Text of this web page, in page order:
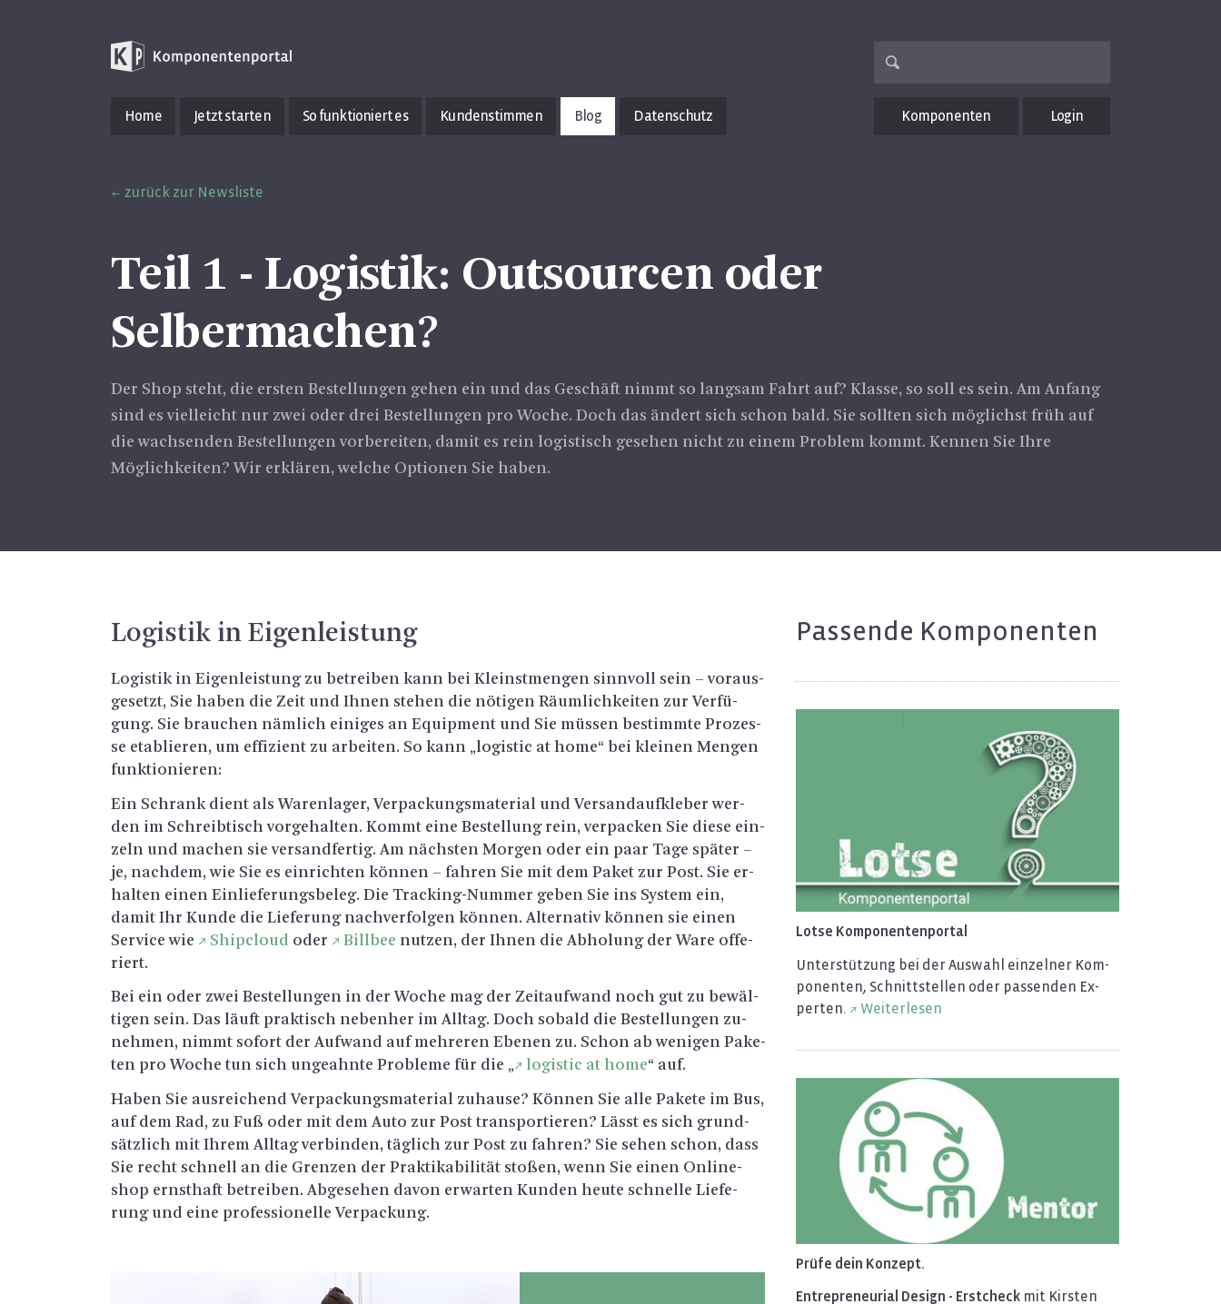
Home Jetzt starten So funktioniert es Kundenstimmen Blog Datenschutz Komponenten Login
zurück zur Newsliste
Teil 1 - Logistik: Outsourcen oder
Selbermachen?
Der Shop steht, die ersten Bestellungen gehen ein und das Geschäft nimmt so langsam Fahrt auf? Klasse, so soll es sein. Am Anfang
sind es vielleicht nur zwei oder drei Bestellungen pro Woche. Doch das ändert sich schon bald. Sie sollten sich möglichst früh auf
die wachsenden Bestellungen vorbereiten, damit es rein logistisch gesehen nicht zu einem Problem kommt. Kennen Sie Ihre
Möglichkeiten? Wir erklären, welche Optionen Sie haben.
Lo­gis­tik in Ei­gen­leis­tung
Lo­gis­tik in Ei­gen­leis­tung zu be­trei­ben kann bei Kleinst­men­gen sinn­voll sein – vor­aus­
ge­setzt, Sie haben die Zeit und Ihnen ste­hen die nö­ti­gen Räum­lich­kei­ten zur Ver­fü­
gung. Sie brau­chen näm­lich ei­ni­ges an Equip­ment und Sie müs­sen be­stimm­te Pro­zes­
se eta­blie­ren, um ef­fi­zi­ent zu ar­bei­ten. So kann „lo­gis­tic at home“ bei klei­nen Men­gen
funk­tio­nie­ren:
Ein Schrank dient als Wa­ren­la­ger, Ver­pa­ckungs­ma­te­ri­al und Ver­sand­auf­kle­ber wer­
den im Schreib­tisch vor­ge­hal­ten. Kommt eine Be­stel­lung rein, ver­pa­cken Sie diese ein­
zeln und ma­chen sie ver­sand­fer­tig. Am nächs­ten Mor­gen oder ein paar Tage spä­ter –
je, nach­dem, wie Sie es ein­rich­ten kön­nen – fah­ren Sie mit dem Paket zur Post. Sie er­
hal­ten einen Ein­lie­fe­rungs­be­leg. Die Tracking-Num­mer geben Sie ins Sys­tem ein,
damit Ihr Kunde die Lie­fe­rung nach­ver­fol­gen kön­nen. Al­ter­na­tiv kön­nen sie einen
Ser­vice wie
Ship­cloud oder Bill­bee nut­zen, der Ihnen die Ab­ho­lung der Ware of­fe­
riert.
Bei ein oder zwei Be­stel­lun­gen in der Woche mag der Zeit­auf­wand noch gut zu be­wäl­
ti­gen sein. Das läuft prak­tisch ne­ben­her im All­tag. Doch so­bald die Be­stel­lun­gen zu­
neh­men, nimmt so­fort der Auf­wand auf meh­re­ren Ebe­nen zu. Schon ab we­ni­gen Pa­ke­
ten pro Woche tun sich un­ge­ahn­te Pro­ble­me für die „
lo­gis­tic at home“ auf.
Haben Sie aus­rei­chend Ver­pa­ckungs­ma­te­ri­al zu­hau­se? Kön­nen Sie alle Pa­ke­te im Bus,
auf dem Rad, zu Fuß oder mit dem Auto zur Post trans­por­tie­ren? Lässt es sich grund­
sätz­lich mit Ihrem All­tag ver­bin­den, täg­lich zur Post zu fah­ren? Sie sehen schon, dass
Sie recht schnell an die Gren­zen der Prak­ti­ka­bi­li­tät sto­ßen, wenn Sie einen On­line­
shop ernst­haft be­trei­ben. Ab­ge­se­hen davon er­war­ten Kun­den heute schnel­le Lie­fe­
rung und eine pro­fes­sio­nel­le Ver­pa­ckung.
Pas­sen­de Kom­po­nen­ten
Lotse Kom­po­nen­ten­por­tal
Un­ter­stüt­zung bei der Aus­wahl ein­zel­ner Kom­
po­nen­ten, Schnitt­stel­len oder pas­sen­den Ex­
per­ten.
Wei­ter­le­sen
Prüfe dein Kon­zept.
En­tre­pre­neu­ri­al De­sign - Erst­check mit Kirs­ten